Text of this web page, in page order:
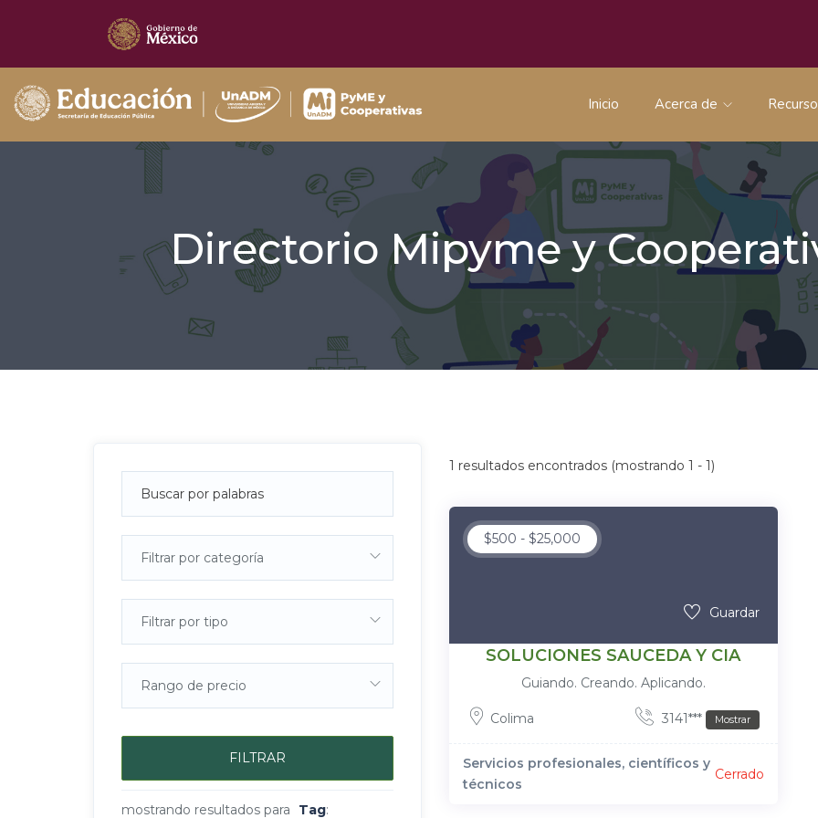
Inicio Acerca de
Directorio Mipyme y
Filtrar por categoría
Filtrar por tipo
Rango de precio
FILTRAR
mostrando resultados para Tag:
1 resultados encontrados (mostrando 1 - 1)
$500 - $25,000
Guardar
SOLUCIONES SAUCEDA Y CIA
Guiando. Creando. Aplicando.
Colima 3141*** Mostrar
Servicios profesionales, científicos y
técnicos
Cerrado